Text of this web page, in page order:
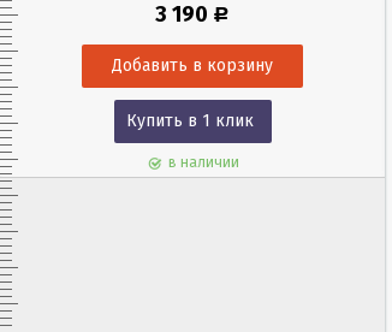
в любых условиях освещения. Позволяет
помещениях на расстоянии до 40 м.
3 190 Р
Купить в 1 клик
в наличии